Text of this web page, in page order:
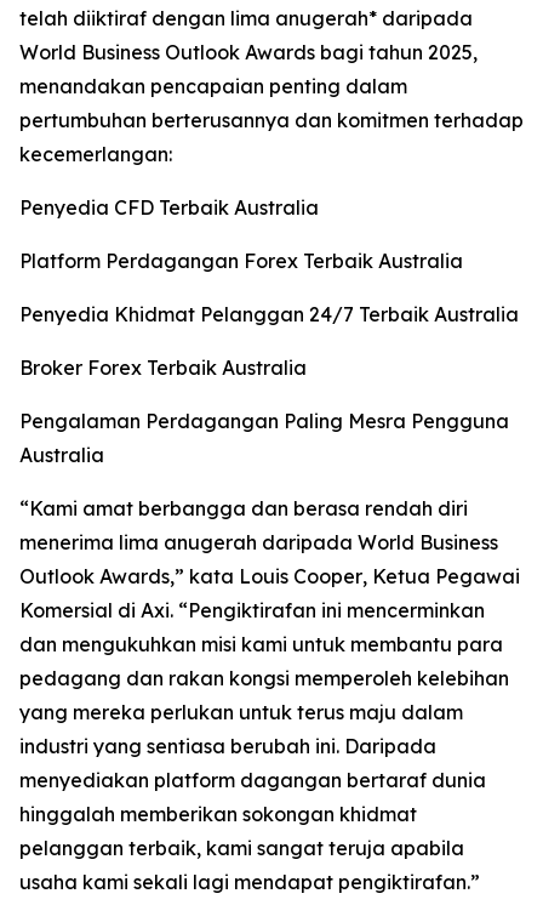
telah diiktiraf dengan lima anugerah* daripada
World Business Outlook Awards bagi tahun 2025,
menandakan pencapaian penting dalam
pertumbuhan berterusannya dan komitmen terhadap
kecemerlangan:
Penyedia CFD Terbaik Australia
Platform Perdagangan Forex Terbaik Australia
Penyedia Khidmat Pelanggan 24/7 Terbaik Australia
Broker Forex Terbaik Australia
Pengalaman Perdagangan Paling Mesra Pengguna
Australia
“Kami amat berbangga dan berasa rendah diri
menerima lima anugerah daripada World Business
Outlook Awards,” kata Louis Cooper, Ketua Pegawai
Komersial di Axi. “Pengiktirafan ini mencerminkan
dan mengukuhkan misi kami untuk membantu para
pedagang dan rakan kongsi memperoleh kelebihan
yang mereka perlukan untuk terus maju dalam
industri yang sentiasa berubah ini. Daripada
menyediakan platform dagangan bertaraf dunia
hinggalah memberikan sokongan khidmat
pelanggan terbaik, kami sangat teruja apabila
usaha kami sekali lagi mendapat pengiktirafan.”